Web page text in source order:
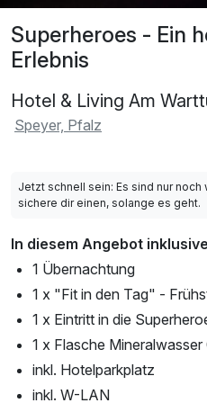
Superheroes - Ein
Erlebnis
Hotel & Living Am
Speyer, Pfalz
Jetzt schnell sein: Es sind nur
sichere dir einen, solange es geht.
In diesem Angebot inklusive
1 Übernachtung
1 x "Fit in den Tag" -
1 x Eintritt in die
1 x Flasche
inkl. Hotelparkplatz
inkl. W-LAN